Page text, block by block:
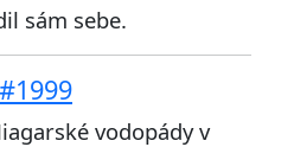
sám sebe.
vodopády v